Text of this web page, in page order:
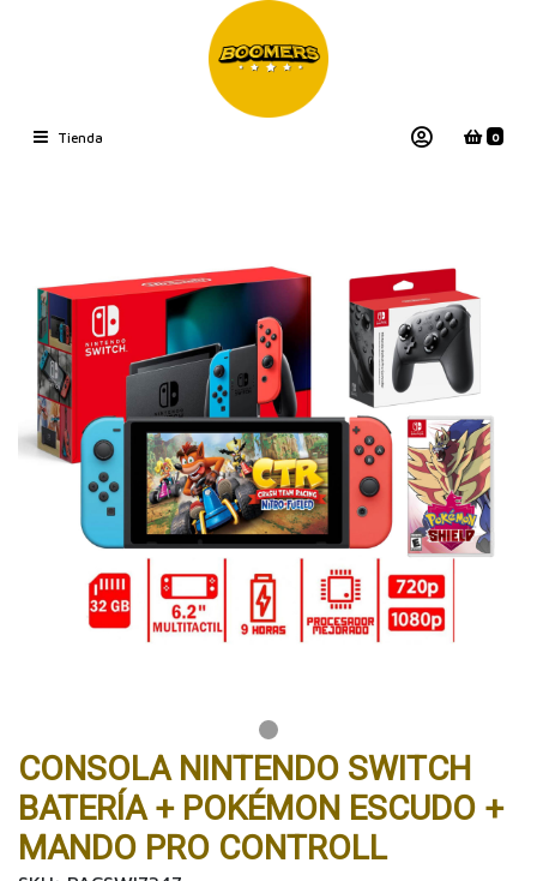
Tienda 0
CONSOLA NINTENDO SWITCH
BATERÍA + POKÉMON ESCUDO +
MANDO PRO CONTROLL